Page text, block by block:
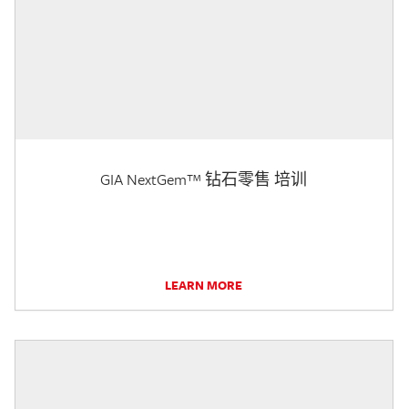
GIA NextGem™ 钻石零售 培训
LEARN MORE